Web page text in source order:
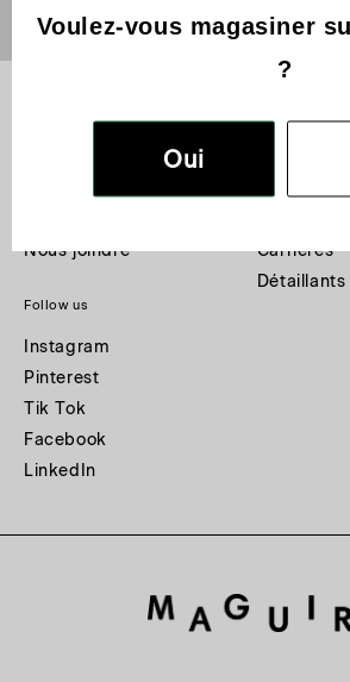
Nous joindre
Notre
Carrières
Détaillants
Follow us
Instagram
Pinterest
Tik Tok
Facebook
LinkedIn
Voulez-vous magasiner
?
Oui